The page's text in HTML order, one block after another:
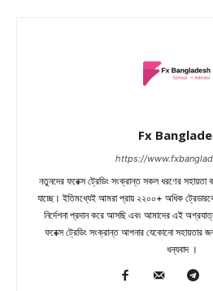
Fx
https://
নতুনদের ফরেক্স ট্রেডিং সংক্রান্ত সকল ধরণের সহায়তা
যাচ্ছে। ইতিমধ্যেই আমরা প্রায় ২২০০+ অধিক
নির্দেশনা প্রদান করে আসছি এবং আমাদের এই
ফরেক্স ট্রেডিং সংক্রান্ত আপনার যেকোনো সহায়তার
ধন্যবাদ ।